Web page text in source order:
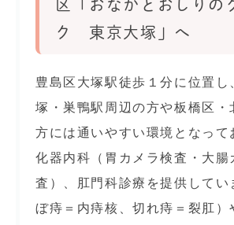
区「おなかとおしりの
ク 東京大塚」へ
豊島区大塚駅徒歩１分に位置し
塚・巣鴨駅周辺の方や板橋区・
方には通いやすい環境となって
化器内科（胃カメラ検査・大腸
査）、肛門科診療を提供してい
ぼ痔＝内痔核、切れ痔＝裂肛）